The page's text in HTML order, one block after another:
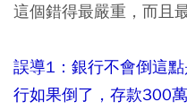
這個錯得最嚴重，而且
誤導1：銀行不會倒這
行如果倒了，存款300